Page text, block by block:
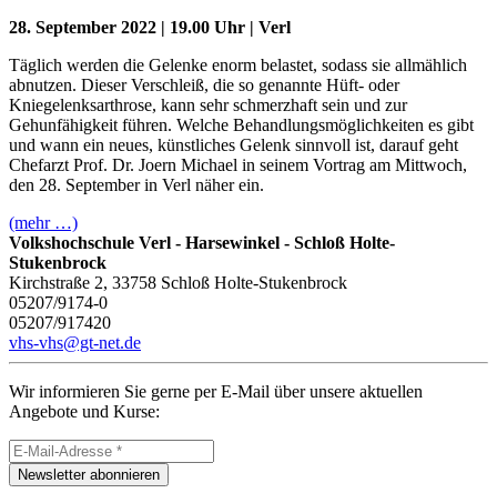
28. September 2022 | 19.00 Uhr | Verl
Täglich werden die Gelenke enorm belastet, sodass sie allmählich
abnutzen. Dieser Verschleiß, die so genannte Hüft- oder
Kniegelenksarthrose, kann sehr schmerzhaft sein und zur
Gehunfähigkeit führen. Welche Behandlungsmöglichkeiten es gibt
und wann ein neues, künstliches Gelenk sinnvoll ist, darauf geht
Chefarzt Prof. Dr. Joern Michael in seinem Vortrag am Mittwoch,
den 28. September in Verl näher ein.
(mehr …)
Volkshochschule Verl - Harsewinkel - Schloß Holte-
Stukenbrock
Kirchstraße 2, 33758 Schloß Holte-Stukenbrock
05207/9174-0
05207/917420
vhs-vhs@gt-net.de
Wir informieren Sie gerne per E-Mail über unsere aktuellen
Angebote und Kurse:
Newsletter abonnieren